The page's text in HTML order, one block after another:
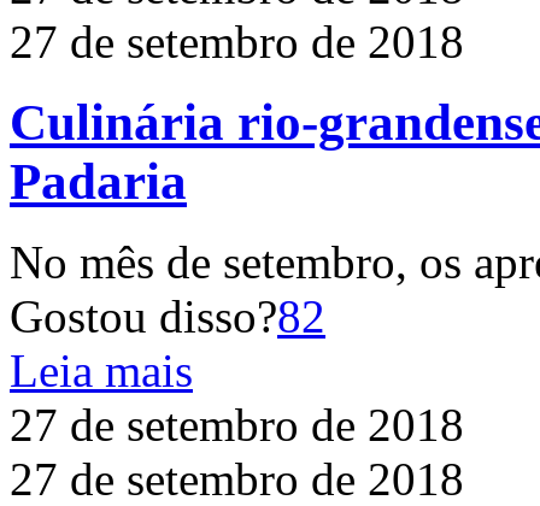
27 de setembro de 2018
Culinária rio-
Padaria
No mês de setembro, os
Gostou disso?82
Leia mais
27 de setembro de 2018
27 de setembro de 2018